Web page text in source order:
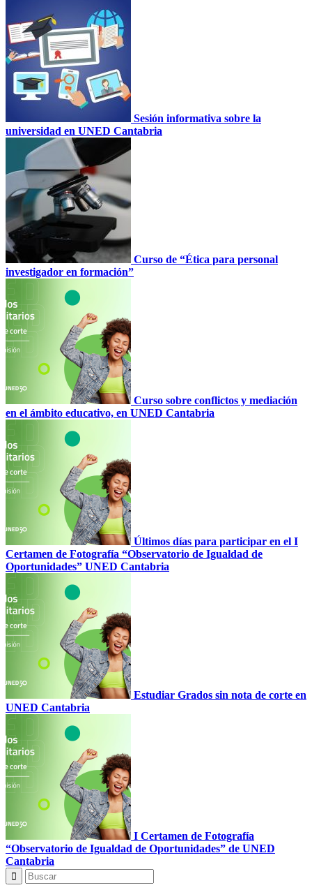
Sesión informativa sobre la
universidad en UNED Cantabria
Curso de “Ética para personal
investigador en formación”
Curso sobre conflictos y mediación
en el ámbito educativo, en UNED Cantabria
Últimos días para participar en el I
Certamen de Fotografía “Observatorio de Igualdad de
Oportunidades” UNED Cantabria
Estudiar Grados sin nota de corte en
UNED Cantabria
I Certamen de Fotografía
“Observatorio de Igualdad de Oportunidades” de UNED
Cantabria